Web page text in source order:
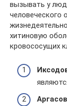
вызывать у
человеческого
хитиновую
кровососущих